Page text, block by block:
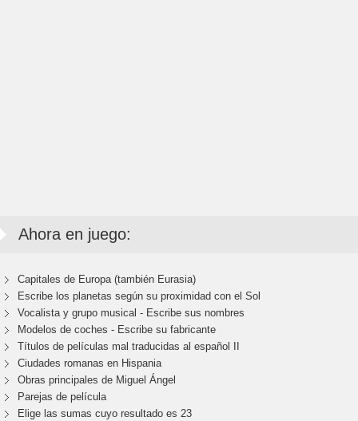
Ahora en juego:
Capitales de Europa (también Eurasia)
Escribe los planetas según su proximidad con el Sol
Vocalista y grupo musical - Escribe sus nombres
Modelos de coches - Escribe su fabricante
Títulos de películas mal traducidas al español II
Ciudades romanas en Hispania
Obras principales de Miguel Ángel
Parejas de película
Elige las sumas cuyo resultado es 23